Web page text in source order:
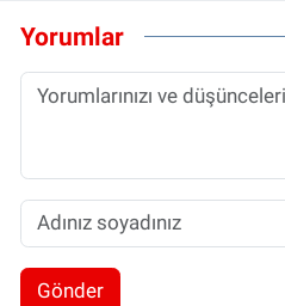
Yorumlar
Gönder